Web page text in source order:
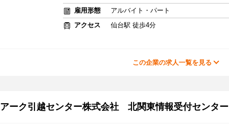
雇用形態
アルバイト・パート
アクセス
仙台駅 徒歩4分
この企業の求人一覧を見る
アーク引越センター株式会社 北関東情報受付センター